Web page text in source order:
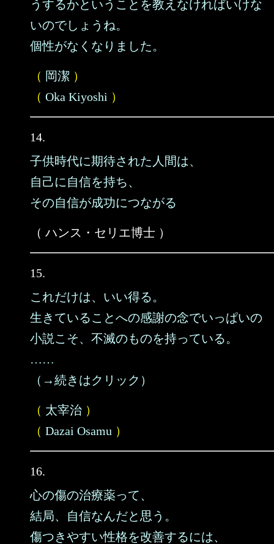
うするかということを教えなければいけな
いのでしょうね。
個性がなくなりました。
（ 岡潔 ）
（ Oka Kiyoshi ）
14.
子供時代に期待された人間は、
自己に自信を持ち、
その自信が成功につながる
（ ハンス・セリエ博士 ）
15.
これだけは、いい得る。
生きていることへの感謝の念でいっぱいの
小説こそ、不滅のものを持っている。
……
（→続きはクリック）
（ 太宰治 ）
（ Dazai Osamu ）
16.
心の傷の治療薬って、
結局、自信なんだと思う。
傷つきやすい性格を改善するには、